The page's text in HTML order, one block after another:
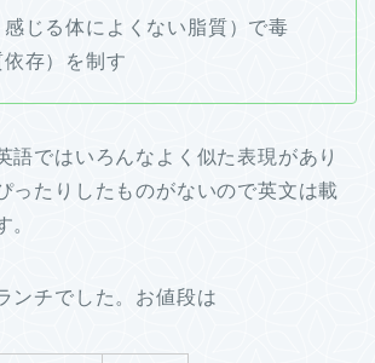
じる体によくない脂質）で毒
依存）を制す
語ではいろんなよく似た表現があり
ったりしたものがないので英文は載
。
ンチでした。お値段は